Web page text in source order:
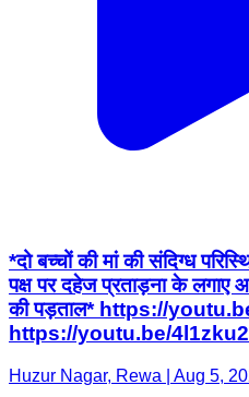
*दो बच्चों की मां की संदिग्ध
पक्ष पर दहेज प्रताड़ना के लगाए
की पड़ताल* https://
https://youtu.be/
Huzur Nagar, Rewa | Aug 5,